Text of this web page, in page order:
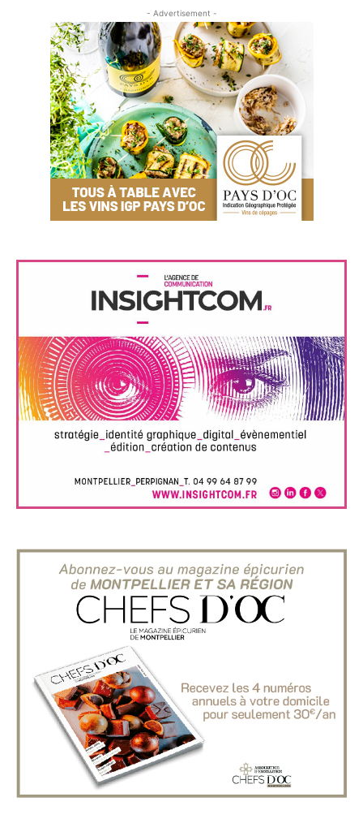
- Advertisement -